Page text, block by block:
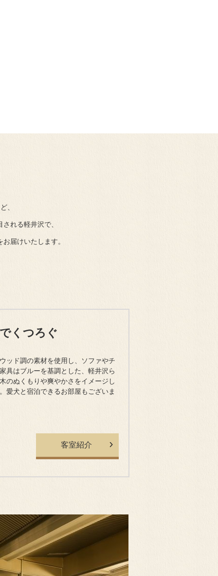
、
れる軽井沢で、
届けいたします。
くつろぐ
ッド調の素材を使用し、ソファやチ
具はブルーを基調とした、軽井沢ら
のぬくもりや爽やかさをイメージし
愛犬と宿泊できるお部屋もございま
客室紹介